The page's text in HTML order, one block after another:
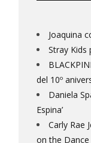
Joaquina
Stray Kids
del 10º
Daniela
Espina’
Carly Rae
on the Dance